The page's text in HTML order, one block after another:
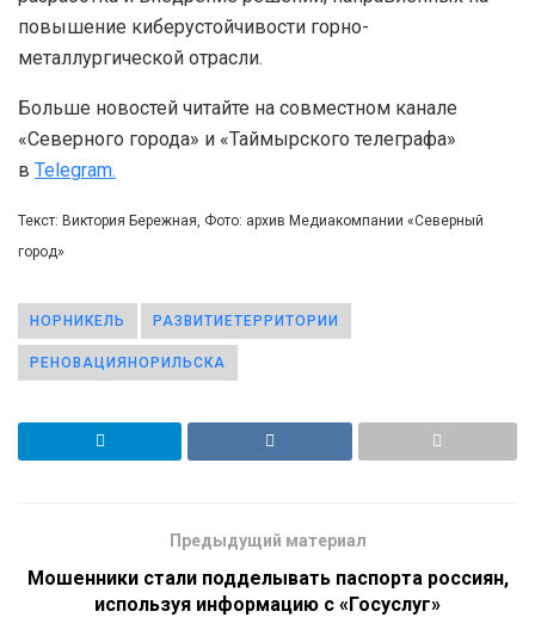
повышение киберустойчивости горно-
металлургической отрасли.
Больше новостей читайте на совместном канале
«Северного города» и «Таймырского телеграфа»
в Telegram.
Текст: Виктория Бережная, Фото: архив Медиакомпании «Северный
город»
НОРНИКЕЛЬ РАЗВИТИЕТЕРРИТОРИИ
РЕНОВАЦИЯНОРИЛЬСКА
Предыдущий материал
Мошенники стали подделывать паспорта россиян,
используя информацию с «Госуслуг»